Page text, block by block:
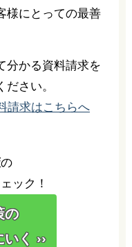
様にとっての最善
分かる資料請求を
さい。
請求はこちらへ
の
ック！
の
く ››